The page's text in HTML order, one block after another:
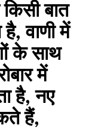
बात
वाणी में
के साथ
में
है, नए
हैं,